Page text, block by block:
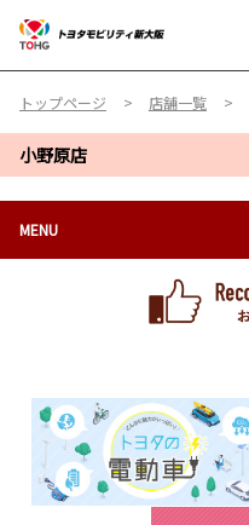
トップページ 店舗一覧
小野原店
MENU